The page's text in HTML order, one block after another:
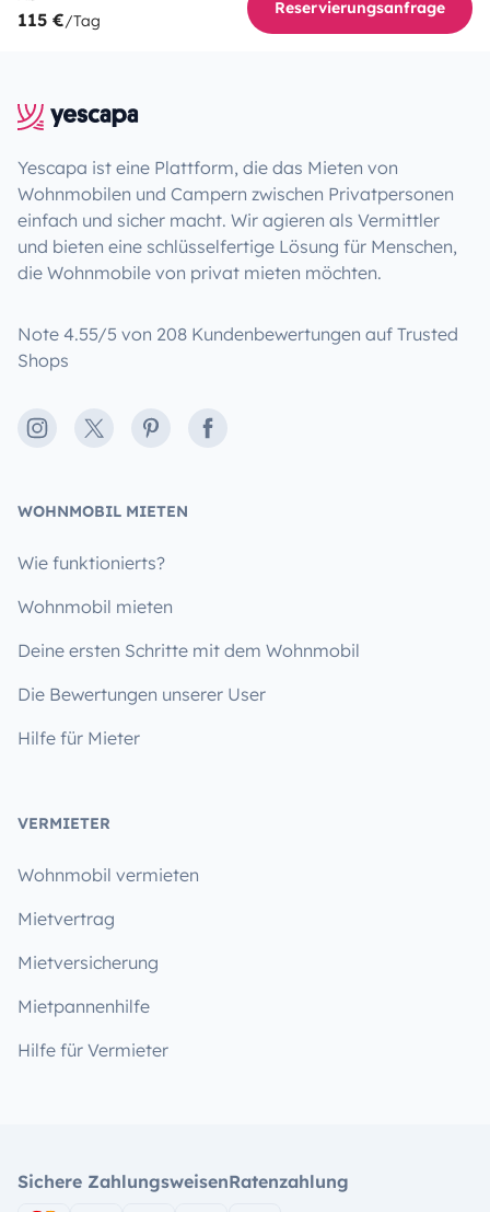
115 €/Tag
Reservierungsanfrage
Yescapa ist eine Plattform, die das Mieten von
Wohnmobilen und Campern zwischen Privatpersonen
einfach und sicher macht. Wir agieren als Vermittler
und bieten eine schlüsselfertige Lösung für Menschen,
die Wohnmobile von privat mieten möchten.
Note 4.55/5 von 208 Kundenbewertungen auf Trusted
Shops
Instagram
X PinterestFacebook
WOHNMOBIL MIETEN
Wie funktionierts?
Wohnmobil mieten
Deine ersten Schritte mit dem Wohnmobil
Die Bewertungen unserer User
Hilfe für Mieter
VERMIETER
Wohnmobil vermieten
Mietvertrag
Mietversicherung
Mietpannenhilfe
Hilfe für Vermieter
Sichere ZahlungsweisenRatenzahlung